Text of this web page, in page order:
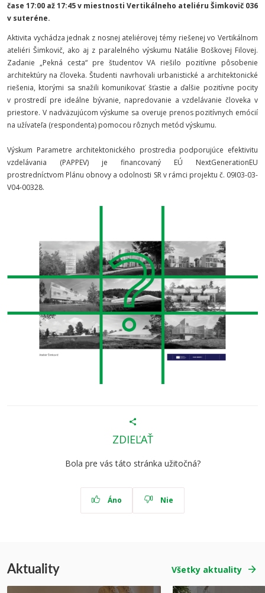
čase 17:00 až 17:45 v miestnosti Vertikálneho ateliéru Šimkovič 036
v suteréne.
Aktivita vychádza jednak z nosnej ateliérovej témy riešenej vo Vertikálnom
ateliéri Šimkovič, ako aj z paralelného výskumu Natálie Boškovej Filovej.
Zadanie „Pekná cesta“ pre študentov VA riešilo pozitívne pôsobenie
architektúry na človeka. Študenti navrhovali urbanistické a architektonické
riešenia, ktorými sa snažili komunikovať šťastie a ďalšie pozitívne pocity
v prostredí pre ideálne bývanie, napredovanie a vzdelávanie človeka v
priestore. V nadväzujúcom výskume sa overuje prenos pozitívnych emócií
na užívateľa (respondenta) pomocou rôznych metód výskumu.
Výskum Parametre architektonického prostredia podporujúce efektivitu
vzdelávania (PAPPEV) je financovaný EÚ NextGenerationEU
prostredníctvom Plánu obnovy a odolnosti SR v rámci projektu č. 09I03-03-
V04-00328.
ZDIEĽAŤ
Bola pre vás táto stránka užitočná?
Áno Nie
Aktuality Všetky aktuality